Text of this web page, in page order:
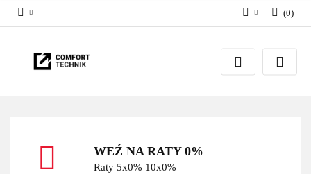
Zaloguj się
Zarejestruj się
(0)
WEŹ NA RATY 0%
Raty 5x0% 10x0%